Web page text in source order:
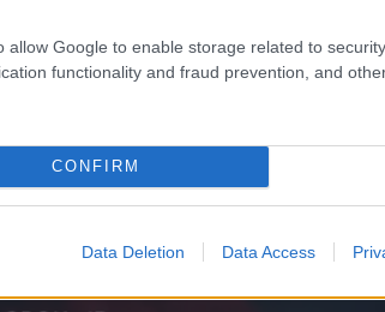
allow Google to enable storage related to
functionality and fraud prevention, and
CONFIRM
Data Deletion Data Access